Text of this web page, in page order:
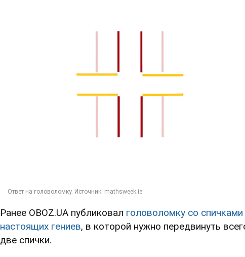
Ранее OBOZ.UA публиковал головоломку со
настоящих гениев, в которой нужно передвинуть
две спички.